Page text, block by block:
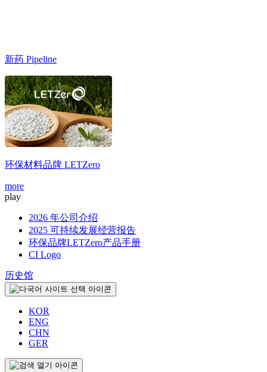
新药 Pipeline
环保材料品牌 LETZero
more
play
2026 年公司介绍
2025 可持续发展经营报告
环保品牌LETZero产品手册
CI Logo
历史馆
KOR
ENG
CHN
GER